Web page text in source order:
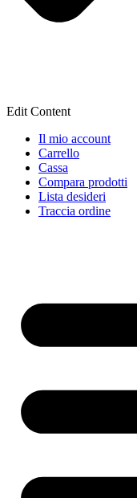
Edit Content
Il mio account
Carrello
Cassa
Compara prodotti
Lista desideri
Traccia ordine